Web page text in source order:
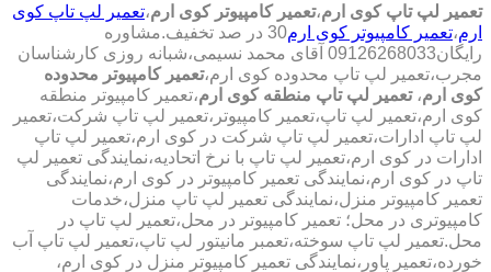
تعمیر لپ تاپ کوی ارم،تعمیر کامپیوتر کوی ارم،تعمیر لپ تاپ کوی
ارم،تعمیر کامپیوتر کوی ارم
30 در صد تخفیف.مشاوره
رایگان09126268033 آقای محمد نسیمی،شبانه روزی کارشناسان
مجرب،تعمیر لپ تاپ محدوده کوی ارم،تعمیر کامپیوتر محدوده
کوی ارم، تعمیر لپ تاپ منطقه کوی ارم،تعمیر کامپیوتر منطقه
کوی ارم،تعمیر لپ تاپ،تعمیر کامپیوتر،تعمیر لپ تاپ شرکت،تعمیر
لپ تاپ ادارات،تعمیر لپ تاپ شرکت در کوی ارم،تعمیر لپ تاپ
ادارات در کوی ارم،تعمیر لپ تاپ با نرخ اتحادیه،نمایندگی تعمیر لپ
تاپ در کوی ارم،نمایندگی تعمیر کامپیوتر در کوی ارم،نمایندگی
تعمیر کامپیوتر منزل،نمایندگی تعمیر لپ تاپ منزل،خدمات
کامپیوتری در محل؛ تعمیر کامپیوتر در محل،تعمیر لپ تاپ در
محل.تعمیر لپ تاپ سوخته،تعمبر مانیتور لپ تاپ،تعمیر لپ تاپ آب
خورده،تعمیر پاور،نمایندگی تعمیر کامپیوتر منزل در کوی ارم،